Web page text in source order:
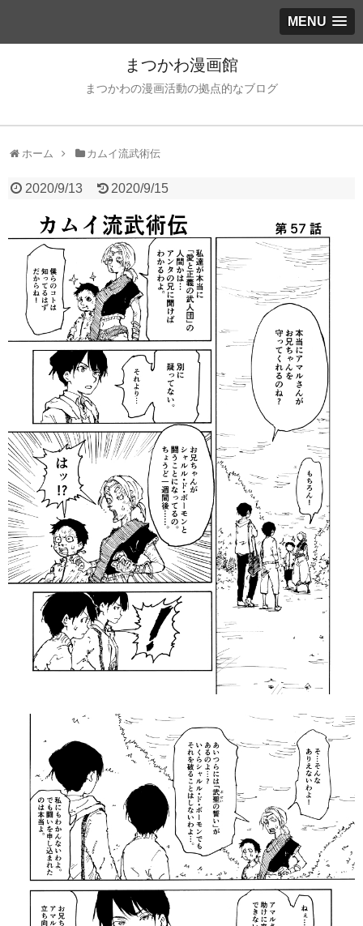
MENU
まつかわ漫画館
まつかわの漫画活動の拠点的なブログ
ホーム カムイ流武術伝
2020/9/13 2020/9/15